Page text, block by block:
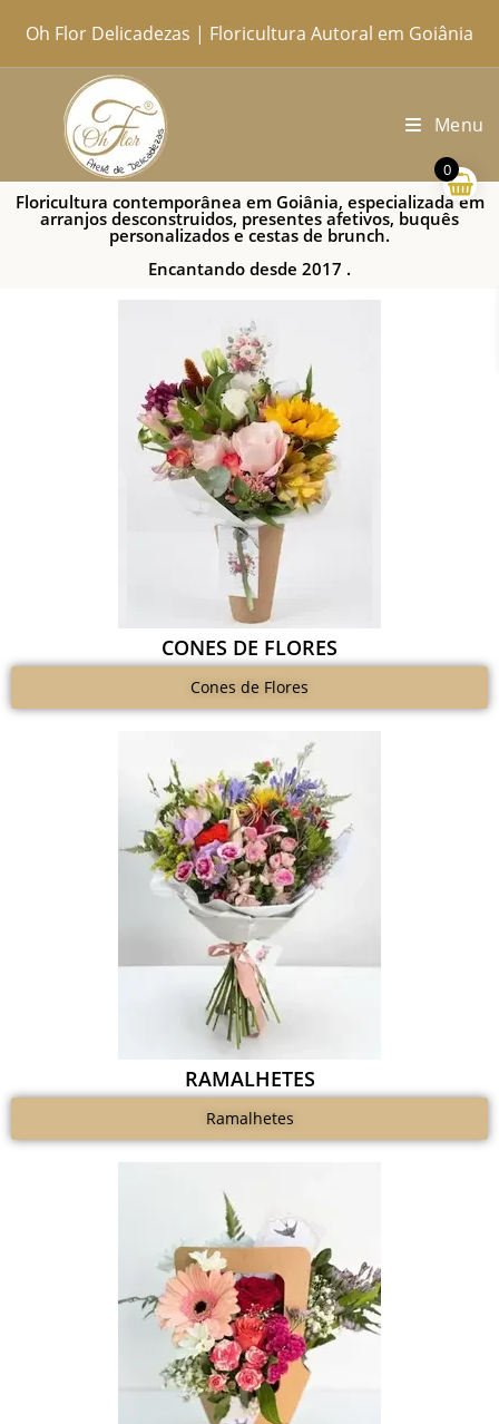
Oh Flor Delicadezas | Floricultura Autoral em Goiânia
Menu
Floricultura contemporânea em Goiânia, especializada em
arranjos desconstruidos, presentes afetivos, buquês
personalizados e cestas de brunch.
Encantando desde 2017 .
CONES DE FLORES
Cones de Flores
RAMALHETES
Ramalhetes
0